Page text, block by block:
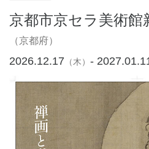
京都市京セラ美術
（京都府）
2026.12.17 （木） -